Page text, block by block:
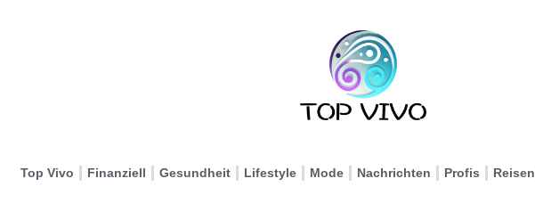
Top Vivo Finanziell Gesundheit Lifestyle Mode Nachrichten Profis Reisen